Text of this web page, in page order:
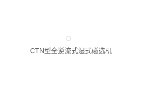
CTN型全逆流式湿式磁选机